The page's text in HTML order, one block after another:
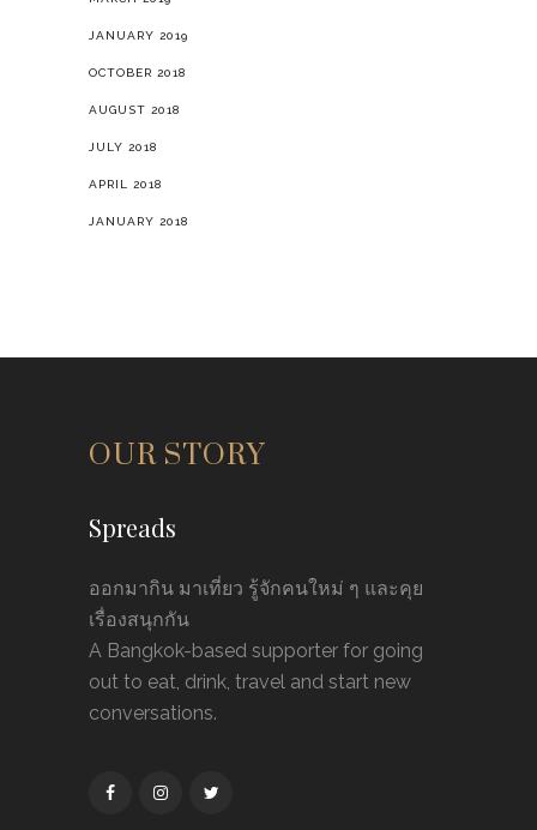
JANUARY 2019
OCTOBER 2018
AUGUST 2018
JULY 2018
APRIL 2018
JANUARY 2018
OUR STORY
Spreads
ออกมากิน มาเที่ยว รู้จักคนใหม่ ๆ และคุย
เรื่องสนุกกัน
A Bangkok-based supporter for going
out to eat, drink, travel and start new
conversations.